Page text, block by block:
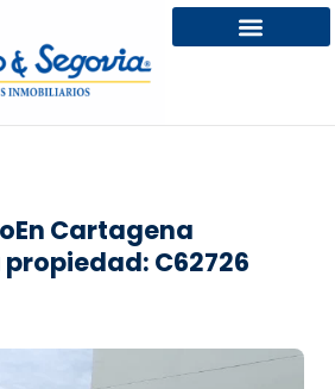
En Cartagena
C62726